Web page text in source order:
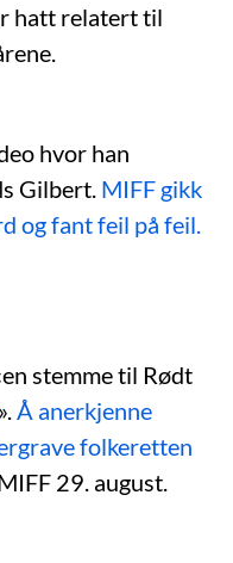
hatt relatert til
hvor han
Gilbert. MIFF gikk
og fant feil på feil.
stemme til Rødt
». Å anerkjenne
folkeretten
29. august.